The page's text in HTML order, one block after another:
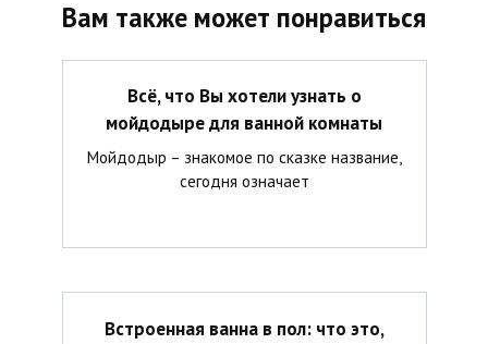
Вам также может понравиться
Всё, что Вы хотели узнать о
мойдодыре для ванной комнаты
Мойдодыр – знакомое по сказке название,
сегодня означает
Встроенная ванна в пол: что это,